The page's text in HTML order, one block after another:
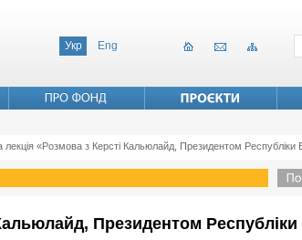
Укр Eng
лекція «Розмова з Керсті Кальюлайд, Президентом Республіки
Президентом Республіки